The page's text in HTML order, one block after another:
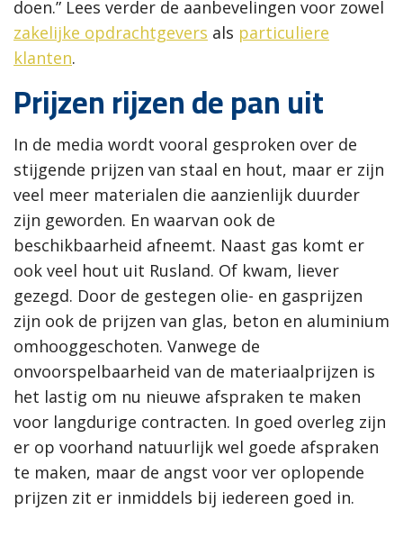
doen.” Lees verder de aanbevelingen voor zowel
zakelijke opdrachtgevers als particuliere
klanten.
Prijzen rijzen de pan uit
In de media wordt vooral gesproken over de
stijgende prijzen van staal en hout, maar er zijn
veel meer materialen die aanzienlijk duurder
zijn geworden. En waarvan ook de
beschikbaarheid afneemt. Naast gas komt er
ook veel hout uit Rusland. Of kwam, liever
gezegd. Door de gestegen olie- en gasprijzen
zijn ook de prijzen van glas, beton en aluminium
omhooggeschoten. Vanwege de
onvoorspelbaarheid van de materiaalprijzen is
het lastig om nu nieuwe afspraken te maken
voor langdurige contracten. In goed overleg zijn
er op voorhand natuurlijk wel goede afspraken
te maken, maar de angst voor ver oplopende
prijzen zit er inmiddels bij iedereen goed in.